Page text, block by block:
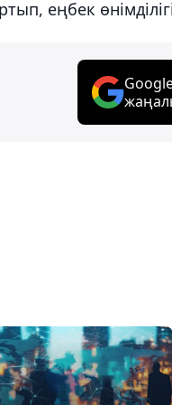
еңбек